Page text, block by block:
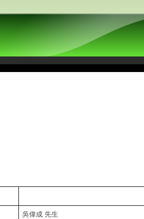
吳偉成 先生